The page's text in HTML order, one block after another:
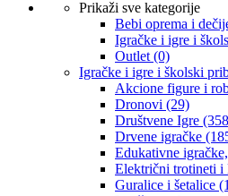
Prikaži sve kategorije
Bebi oprema i
Igračke i igre i
Outlet (0)
Igračke i igre i školski
Akcione figure i
Dronovi (29)
Društvene Igre
Drvene igračke
Edukativne
Električni trotineti i
Guralice i šetalice